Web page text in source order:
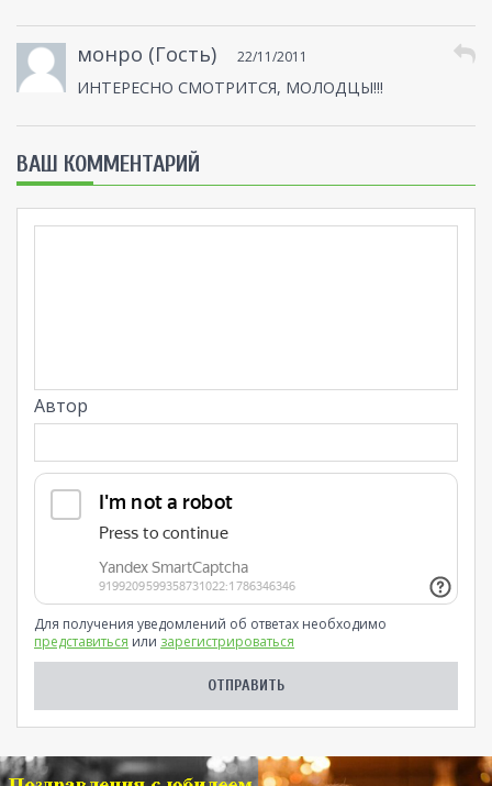
монро (Гость) 22/11/2011
ИНТЕРЕСНО СМОТРИТСЯ, МОЛОДЦЫ!!!
ВАШ КОММЕНТАРИЙ
Автор
Для получения уведомлений об ответах необходимо
представиться или зарегистрироваться